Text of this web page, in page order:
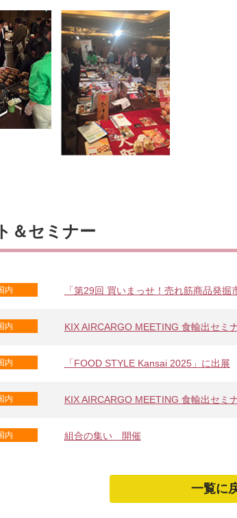
＆セミナー
内 「第29回 買いまっせ！売れ筋商品発掘
内 KIX AIRCARGO MEETING 食輸出セミ
内 「FOOD STYLE Kansai 2025」に出展
内 KIX AIRCARGO MEETING 食輸出セ
内 組合の集い 開催
一覧に